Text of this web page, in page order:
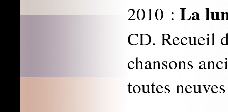
2010 : La
CD. Recueil
chansons
toutes